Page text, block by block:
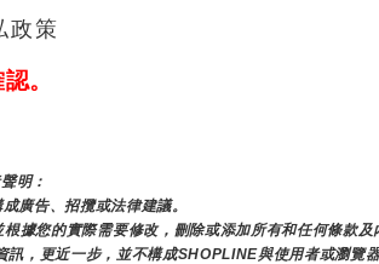
政策
。
明：
廣告、招攬或法律建議。
據您的實際需要修改，刪除或添加所有和任何條款
，更近一步，並不構成SHOPLINE與使用者或瀏覽